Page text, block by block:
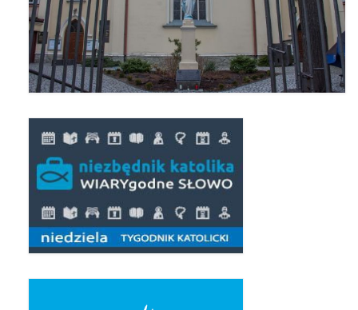
Pierwsza Komunia Święta – Grupa 2
Pierwsza Komunia Święta – Grupa 3
Boże Ciało
Uroczystość Św. Jakuba Apostoła 2020
Wizytacja Kanoniczna 21.06.2020
Boże Ciało 2020
GODZINA ŚWIĘTA W ŚWIĘTO
MIŁOSIERDZIA BOŻEGO